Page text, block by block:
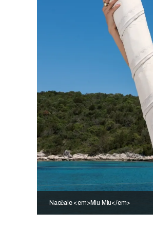
Naočale <em>Miu Miu</em>